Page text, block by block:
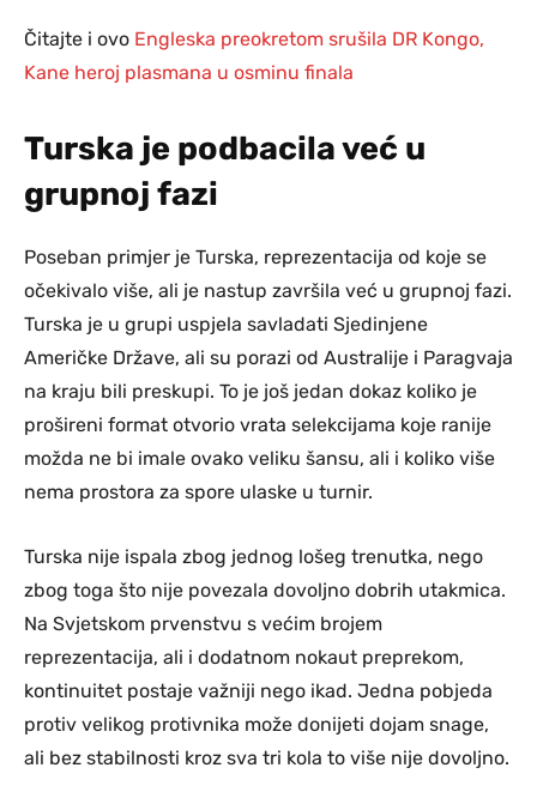
Čitajte i ovo Engleska preokretom srušila DR Kongo,
Kane heroj plasmana u osminu finala
Turska je podbacila već u
grupnoj fazi
Poseban primjer je Turska, reprezentacija od koje se
očekivalo više, ali je nastup završila već u grupnoj fazi.
Turska je u grupi uspjela savladati Sjedinjene
Američke Države, ali su porazi od Australije i Paragvaja
na kraju bili preskupi. To je još jedan dokaz koliko je
prošireni format otvorio vrata selekcijama koje ranije
možda ne bi imale ovako veliku šansu, ali i koliko više
nema prostora za spore ulaske u turnir.
Turska nije ispala zbog jednog lošeg trenutka, nego
zbog toga što nije povezala dovoljno dobrih utakmica.
Na Svjetskom prvenstvu s većim brojem
reprezentacija, ali i dodatnom nokaut preprekom,
kontinuitet postaje važniji nego ikad. Jedna pobjeda
protiv velikog protivnika može donijeti dojam snage,
ali bez stabilnosti kroz sva tri kola to više nije dovoljno.